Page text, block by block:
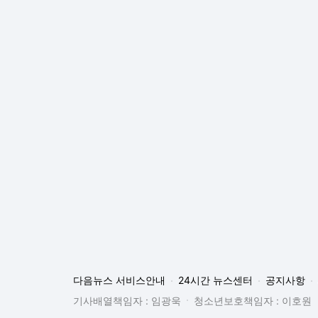
다음뉴스 서비스안내 24시간 뉴스센터 공지사항
기사배열책임자 : 임광욱
청소년보호책임자 : 이호원